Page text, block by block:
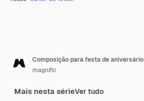
Composição para festa de aniversário
magnific
Mais nesta sérieVer tudo